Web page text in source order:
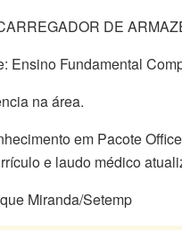
DE
Ensino Fundamental
na área.
em Pacote
e laudo médico
Miranda/Setemp